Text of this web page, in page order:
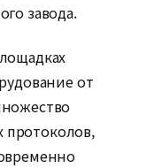
завода.
от